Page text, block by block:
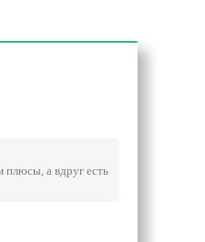
плюсы, а вдруг есть